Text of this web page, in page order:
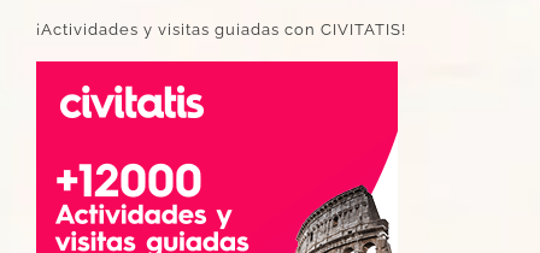
¡Actividades y visitas guiadas con CIVITATIS!